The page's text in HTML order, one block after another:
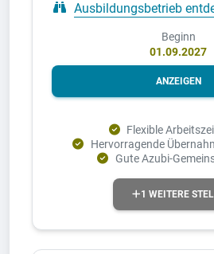
Ausbildungsbetrieb
Beginn
01.09.2027
ANZEIGEN
Flexible
Hervorragende
Gute Azubi-
1 WEITERE